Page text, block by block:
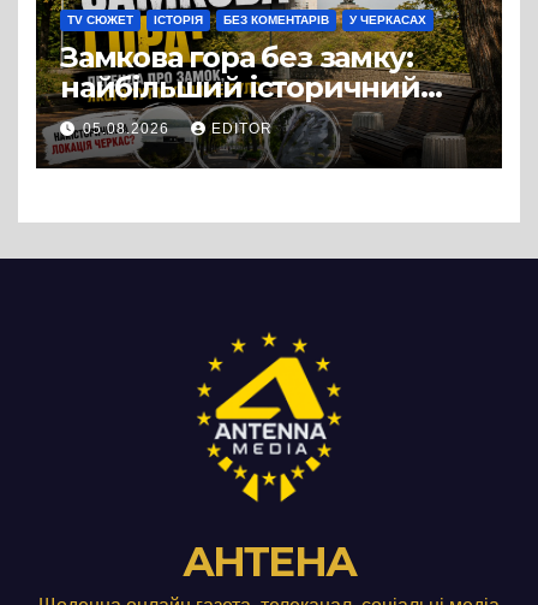
TV СЮЖЕТ ІСТОРІЯ БЕЗ КОМЕНТАРІВ У ЧЕРКАСАХ
Замкова гора без замку:
найбільший історичний
міф Черкас
05.08.2026 EDITOR
АНТЕНА